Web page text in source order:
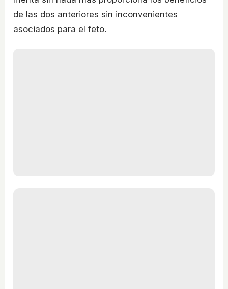
de las dos anteriores sin inconvenientes
asociados para el feto.